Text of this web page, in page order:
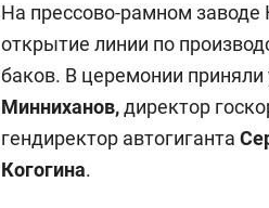
На прессово-рамном
открытие линии по
баков. В церемонии приняли
Минниханов,директор
гендиректор автогиганта
Когогина.